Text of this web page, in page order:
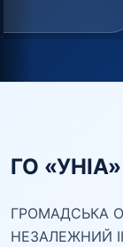
ГО «УНІА»
ГРОМАДСЬКА
НЕЗАЛЕЖНИЙ